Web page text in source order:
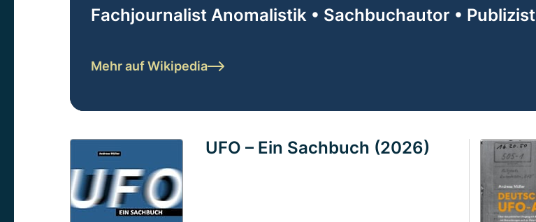
Fachjournalist Anomalistik • Sachbuchautor • Publizist
Mehr auf Wikipedia
UFO – Ein Sachbuch (2026)